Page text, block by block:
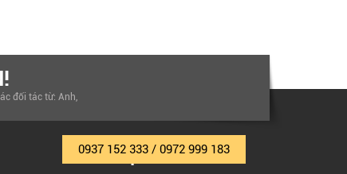
đối tác từ: Anh,
0937 152 333 / 0972 999 183
LIÊN HỆ